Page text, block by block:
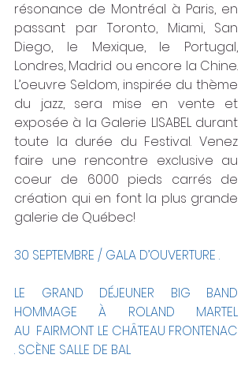
résonance de Montréal à Paris, en
passant par Toronto, Miami, San
Diego, le Mexique, le Portugal,
Londres, Madrid ou encore la Chine.
L’oeuvre Seldom, inspirée du thème
du jazz, sera mise en vente et
exposée à la Galerie LISABEL durant
toute la durée du Festival. Venez
faire une rencontre exclusive au
coeur de 6000 pieds carrés de
création qui en font la plus grande
galerie de Québec!
30 SEPTEMBRE / GALA D’OUVERTURE .
LE GRAND DÉJEUNER BIG BAND
HOMMAGE À ROLAND MARTEL
AU  FAIRMONT LE CHÂTEAU FRONTENAC
. SCÈNE SALLE DE BAL